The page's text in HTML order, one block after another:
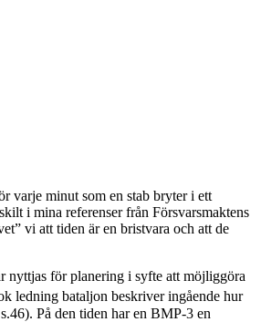
varje minut som en stab bryter i ett
i mina referenser från Försvarsmaktens
vi att tiden är en bristvara och att de
nyttjas för planering i syfte att möjliggöra
ledning bataljon beskriver ingående hur
På den tiden har en BMP-3 en